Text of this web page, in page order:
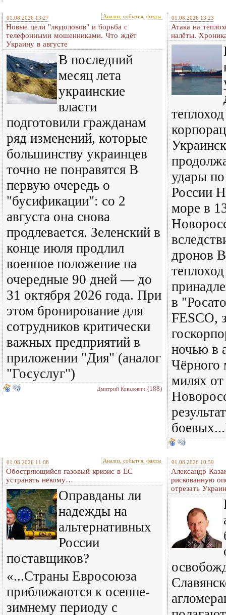
01.08.2026 13:27 Анализ, события, факты
Новые цели "людоловов" и борьба с
телефонными мошенниками. Что ждёт
Украину в августе
В последний
месяц лета
украинские
власти
подготовили гражданам
ряд изменений, которые
большинству украинцев
точно не понравятся В
первую очередь о
"бусификации": со 2
августа она снова
продлевается. Зеленский в
конце июля продлил
военное положение на
очередные 90 дней — до
31 октября 2026 года. При
этом бронирование для
сотрудников критически
важных предприятий в
приложении "Дия" (аналог
"Госуслуг")
Дмитрий Ковалевич (188)
01.08.2026 13:23
Атака на
налёты.
удары
России
море в
дронов
в
FESCO,
ночью в
Чёрного
милях от
01.08.2026 11:08 Анализ, события, факты
Обостряющийся газовый кризис в ЕС
устранять некому…
Оправданы ли
надежды на
альтернативных
России
поставщиков?
«...Страны Евросоюза
приближаются к осенне-
зимнему периоду с
01.08.2026 10:59
Александр
рискованную
отрезать